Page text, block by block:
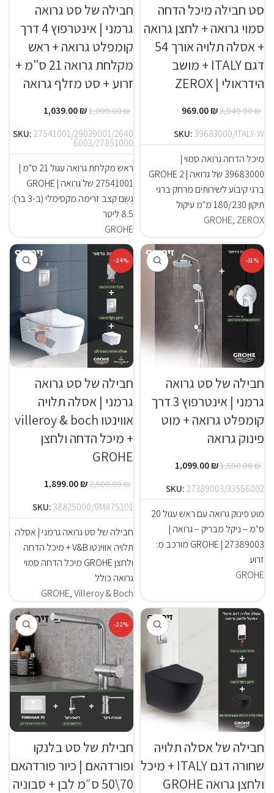
סט חבילה מיכל הדחה
סמוי גרואה + לחצן גרואה
+ אסלה תלויה אורך 54
דגם ITALY + מושב
הידראולי | ZEROX
GROHE, ZEROX
2,840.00₪
969.00₪
SKU: 39683000/ITALY-W
מיכל הדחה גרואה סמוי |
39683000 של גרואה | GROHE 2
ברגי קיבוע לשירותים מרחק ברגי
תיקון 180/230 מ"מ עיקול
חבילה של סט גרואה
גרמני | אינטרפוץ 4 דרך
קומפלט גרואה + ראש
מקלחת גרואה 21 ס"מ +
זרוע + סט מזלף גרואה
GROHE
1,099.00₪
1,039.00₪
SKU: 27541001/29039001/2640
6003/27851000
ראש מקלחת גרואה עגול 21 ס"מ |
27541001 של גרואה | GROHE
גֶשֶׁם קצב זרימה מקסימלי (ב-3 בר):
8.5 ליטר
-31%
חבילה של סט גרואה
גרמני | אינטרפוץ 3 דרך
קומפלט גרואה + מוט
פינוק גרואה
GROHE
1,590.00₪
1,099.00₪
SKU: 27389003/33556002
מוט פינוק גרואה עם ראש עגול 20
ס"מ – ניקל מבריק – גרואה |
27389003 | GROHE מורכב מ:
זרוע
-24%
חבילה של סט גרואה
גרמני | אסלה תלויה
אווינטו villeroy & boch
+ מיכל הדחה ולחצן
GROHE
GROHE,Villeroy & Boch
2,500.00₪
1,899.00₪
SKU: 38825000/9M87S101
חבילה של סט גרואה גרמני | אסלה
תלויה אווינטו V&B + מיכל הדחה
ולחצן GROHE מיכל הדחה סמוי
גרואה כולל
חבילה של אסלה תלויה
שחורה דגם ITALY + מיכל
ולחצן גרואה GROHE
-22%
חבילת של סט בלנקו
ופורדהאם | כיור פורדהאם
70\50 ס״מ לבן + סבוניה